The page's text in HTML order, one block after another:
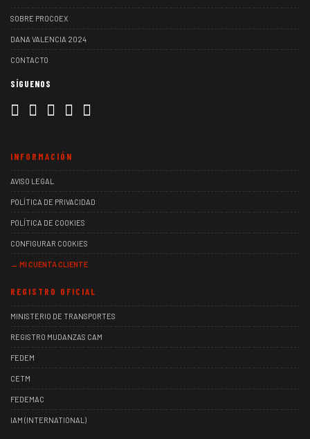
SOBRE PROCOEX
DANA VALENCIA 2024
CONTACTO
SÍGUENOS
INFORMACIÓN
AVISO LEGAL
POLÍTICA DE PRIVACIDAD
POLÍTICA DE COOKIES
CONFIGURAR COOKIES
→ MI CUENTA CLIENTE
REGISTRO OFICIAL
MINISTERIO DE TRANSPORTES
REGISTRO MUDANZAS CAM
FEDEM
CETM
FEDEMAC
IAM (INTERNATIONAL)